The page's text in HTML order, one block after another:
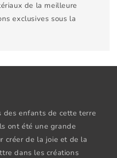
de la meilleure
exclusives sous la
des enfants de cette terre
ont été une grande
créer de la joie et de la
dans les créations